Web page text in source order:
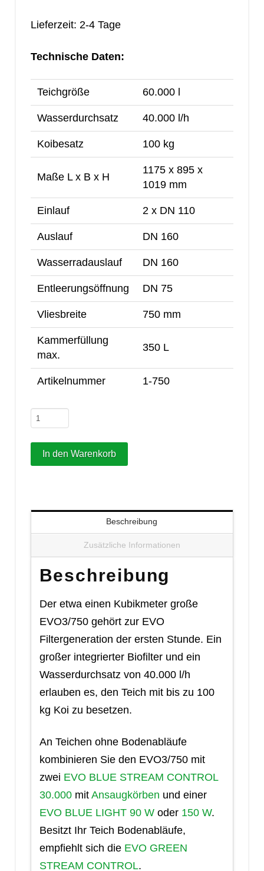
Lieferzeit: 2-4 Tage
Technische Daten:
Teichgröße 60.000 l
Wasserdurchsatz 40.000 l/h
Koibesatz 100 kg
Maße L x B x H
1175 x 895 x
1019 mm
Einlauf 2 x DN 110
Auslauf DN 160
Wasserradauslauf DN 160
Entleerungsöffnung DN 75
Vliesbreite 750 mm
Kammerfüllung
max.
350 L
Artikelnummer 1-750
EVO3/750Pumpversion
In den Warenkorb
Beschreibung
Zusätzliche Informationen
Beschreibung
Der etwa einen Kubikmeter große
EVO3/750 gehört zur EVO
Filtergeneration der ersten Stunde. Ein
großer integrierter Biofilter und ein
Wasserdurchsatz von 40.000 l/h
erlauben es, den Teich mit bis zu 100
kg Koi zu besetzen.
An Teichen ohne Bodenabläufe
kombinieren Sie den EVO3/750 mit
zwei EVO BLUE STREAM CONTROL
30.000mit Ansaugkörben und einer
EVO BLUE LIGHT 90 Woder 150 W.
Besitzt Ihr Teich Bodenabläufe,
empfiehlt sich die EVO GREEN
STREAM CONTROL.